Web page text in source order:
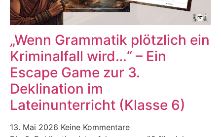
„Wenn Grammatik plötzlich ein
Kriminalfall wird…“ – Ein
Escape Game zur 3.
Deklination im
Lateinunterricht (Klasse 6)
13. Mai 2026 Keine Kommentare